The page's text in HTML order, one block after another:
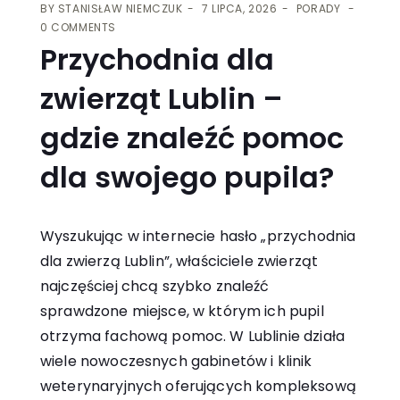
BY STANISŁAW NIEMCZUK 7 LIPCA, 2026
PORADY
0 COMMENTS
Przychodnia dla
zwierząt Lublin –
gdzie znaleźć pomoc
dla swojego pupila?
Wyszukując w internecie hasło „przychodnia
dla zwierzą Lublin”, właściciele zwierząt
najczęściej chcą szybko znaleźć
sprawdzone miejsce, w którym ich pupil
otrzyma fachową pomoc. W Lublinie działa
wiele nowoczesnych gabinetów i klinik
weterynaryjnych oferujących kompleksową